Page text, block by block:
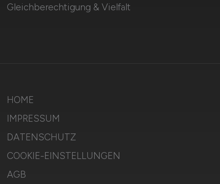
Gleichberechtigung & Vielfalt
HOME
IMPRESSUM
DATENSCHUTZ
COOKIE-EINSTELLUNGEN
AGB